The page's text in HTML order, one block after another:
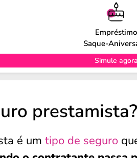
Empréstimo
Saque-
Simule agora
prestamista?
é um tipo de seguro